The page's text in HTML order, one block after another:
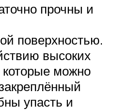
прочны и
поверхностью.
высоких
можно
упасть и